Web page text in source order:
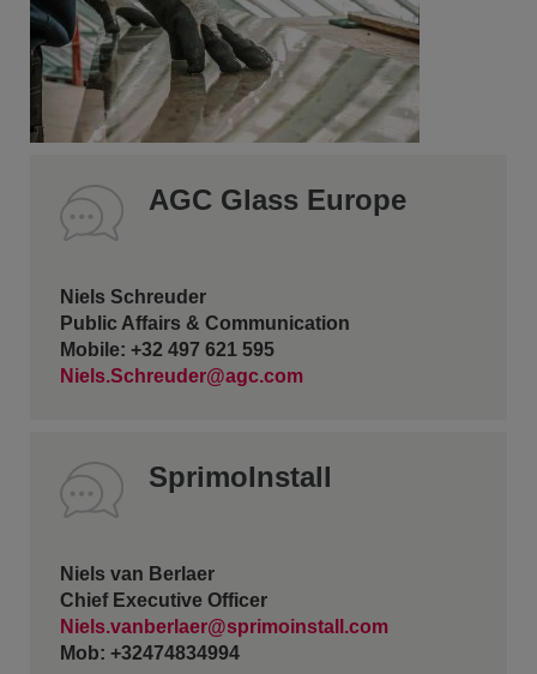
AGC Glass Europe
Niels Schreuder
Public Affairs & Communication
Mobile: +32 497 621 595
Niels.Schreuder@agc.com
SprimoInstall
Niels van Berlaer
Chief Executive Officer
Niels.vanberlaer@sprimoinstall.com
Mob: +32474834994